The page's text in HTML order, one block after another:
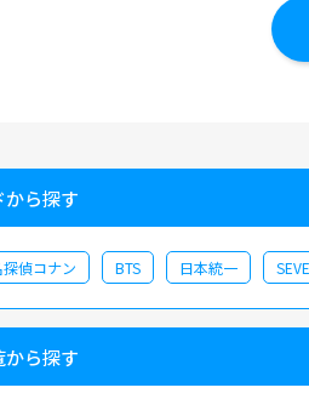
から探す
探偵コナン BTS 日本統一
から探す